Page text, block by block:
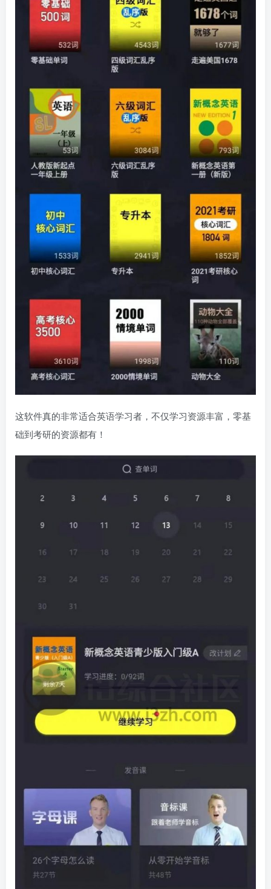
这软件真的非常适合英语学习者，不仅学习资源丰富，零基
础到考研的资源都有！